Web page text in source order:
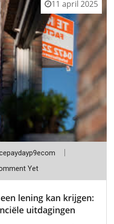
11 april 2025
Yet
lening kan krijgen:
uitdagingen